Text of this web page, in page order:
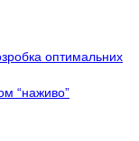
оптимальних
“наживо”